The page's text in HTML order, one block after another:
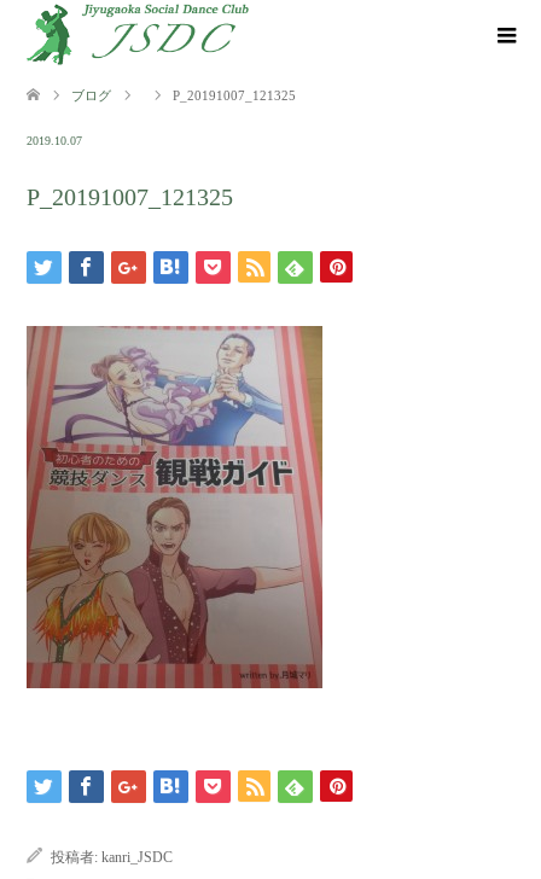
ブログ P_20191007_121325
2019.10.07
P_20191007_121325
投稿者: kanri_JSDC